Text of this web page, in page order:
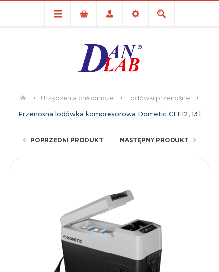
Urządzenia chłodnicze
Lodówki przenośne
Przenośna lodówka kompresorowa Dometic CFF12, 13 l
POPRZEDNI PRODUKT NASTĘPNY PRODUKT